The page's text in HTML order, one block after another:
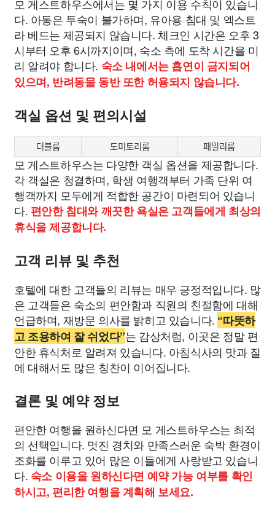
모 게스트하우스에서는 몇 가지 이용 수칙이 있습니
다. 아동은 투숙이 불가하며, 유아용 침대 및 엑스트
라 베드는 제공되지 않습니다. 체크인 시간은 오후 3
시부터 오후 6시까지이며, 숙소 측에 도착 시간을 미
리 알려야 합니다. 숙소 내에서는 흡연이 금지되어
있으며, 반려동물 동반 또한 허용되지 않습니다.
객실 옵션 및 편의시설
더블룸 도미토리룸 패밀리룸
모 게스트하우스는 다양한 객실 옵션을 제공합니다.
각 객실은 청결하며, 학생 여행객부터 가족 단위 여
행객까지 모두에게 적합한 공간이 마련되어 있습니
다. 편안한 침대와 깨끗한 욕실은 고객들에게 최상의
휴식을 제공합니다.
고객 리뷰 및 추천
호텔에 대한 고객들의 리뷰는 매우 긍정적입니다. 많
은 고객들은 숙소의 편안함과 직원의 친절함에 대해
언급하며, 재방문 의사를 밝히고 있습니다. “따뜻하
고 조용하여 잘 쉬었다”는 감상처럼, 이곳은 정말 편
안한 휴식처로 알려져 있습니다. 아침식사의 맛과 질
에 대해서도 많은 칭찬이 이어집니다.
결론 및 예약 정보
편안한 여행을 원하신다면 모 게스트하우스는 최적
의 선택입니다. 멋진 경치와 만족스러운 숙박 환경이
조화를 이루고 있어 많은 이들에게 사랑받고 있습니
다. 숙소 이용을 원하신다면 예약 가능 여부를 확인
하시고, 편리한 여행을 계획해 보세요.